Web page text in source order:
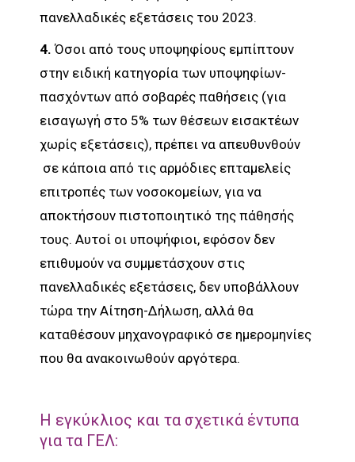
πανελλαδικές εξετάσεις του 2023.
4.Όσοι από τους υποψηφίους εμπίπτουν
στην ειδική κατηγορία των υποψηφίων-
πασχόντων από σοβαρές παθήσεις (για
εισαγωγή στο 5% των θέσεων εισακτέων
χωρίς εξετάσεις), πρέπει να απευθυνθούν
σε κάποια από τις αρμόδιες επταμελείς
επιτροπές των νοσοκομείων, για να
αποκτήσουν πιστοποιητικό της πάθησής
τους. Αυτοί οι υποψήφιοι, εφόσον δεν
επιθυμούν να συμμετάσχουν στις
πανελλαδικές εξετάσεις, δεν υποβάλλουν
τώρα την Αίτηση-Δήλωση, αλλά θα
καταθέσουν μηχανογραφικό σε ημερομηνίες
που θα ανακοινωθούν αργότερα.
Η εγκύκλιος και τα σχετικά έντυπα
για τα ΓΕΛ: